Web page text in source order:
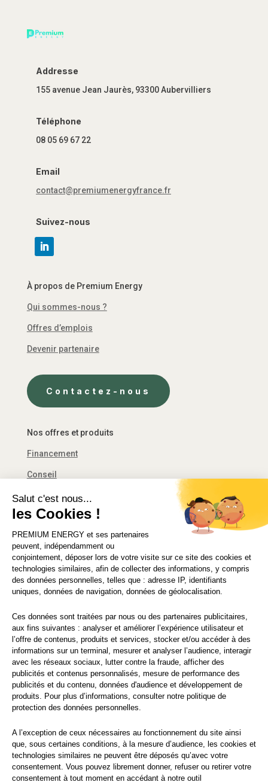
Salut c'est nous...
les Cookies !
PREMIUM ENERGY et ses partenaires
peuvent, indépendamment ou
conjointement, déposer lors de votre visite sur ce site des cookies et
technologies similaires, afin de collecter des informations, y compris
des données personnelles, telles que : adresse IP, identifiants
uniques, données de navigation, données de géolocalisation.
Ces données sont traitées par nous ou des partenaires publicitaires,
aux fins suivantes : analyser et améliorer l’expérience utilisateur et
l’offre de contenus, produits et services, stocker et/ou accéder à des
informations sur un terminal, mesurer et analyser l’audience, interagir
avec les réseaux sociaux, lutter contre la fraude, afficher des
publicités et contenus personnalisés, mesure de performance des
publicités et du contenu, données d'audience et développement de
produits. Pour plus d’informations, consulter notre politique de
protection des données personnelles.
A l’exception de ceux nécessaires au fonctionnement du site ainsi
que, sous certaines conditions, à la mesure d’audience, les cookies et
technologies similaires ne peuvent être déposés qu’avec votre
consentement. Vous pouvez librement donner, refuser ou retirer votre
consentement à tout moment en accédant à notre outil
Addresse
155 avenue Jean Jaurès, 93300 Aubervilliers
Téléphone
08 05 69 67 22
Email
contact@premiumenergyfrance.fr
Suivez-nous
À propos de Premium Energy
Qui sommes-nous ?
Offres d’emplois
Devenir partenaire
Contactez-nous
Nos offres et produits
Financement
Conseil
Décret tertiaire
Financement
Solutions d’économie d’énergie
© 2021 PREMIUM ENERGY FRANCE
CGU|Mentions légales |Politique de vie privée